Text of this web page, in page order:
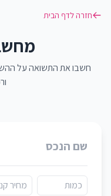
חזרה לדף הבית
חשבו את התשואה על